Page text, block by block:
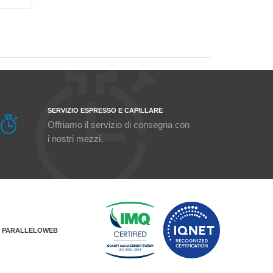
SERVIZIO ESPRESSO E CAPILLARE
Offriamo il servizio di consegna con
i nostri mezzi.
PARALLELOWEB